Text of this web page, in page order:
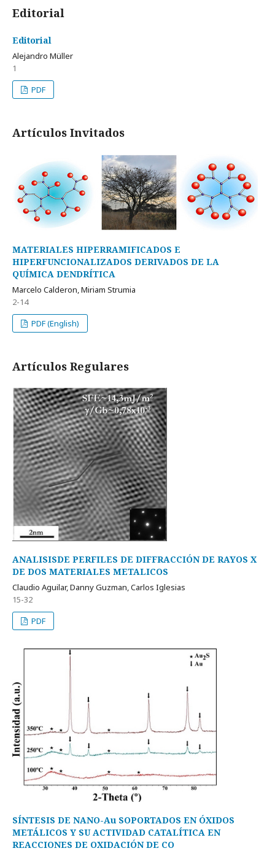
Editorial
Editorial
Alejandro Müller
1
PDF
Artí­culos Invitados
MATERIALES HIPERRAMIFICADOS E
HIPERFUNCIONALIZADOS DERIVADOS DE LA
QUÍMICA DENDRÍTICA
Marcelo Calderon, Miriam Strumia
2-14
PDF (English)
Artí­culos Regulares
ANALISISDE PERFILES DE DIFFRACCIÓN DE RAYOS X
DE DOS MATERIALES METALICOS
Claudio Aguilar, Danny Guzman, Carlos Iglesias
15-32
PDF
SÍNTESIS DE NANO-Au SOPORTADOS EN ÓXIDOS
METÁLICOS Y SU ACTIVIDAD CATALÍTICA EN
REACCIONES DE OXIDACIÓN DE CO